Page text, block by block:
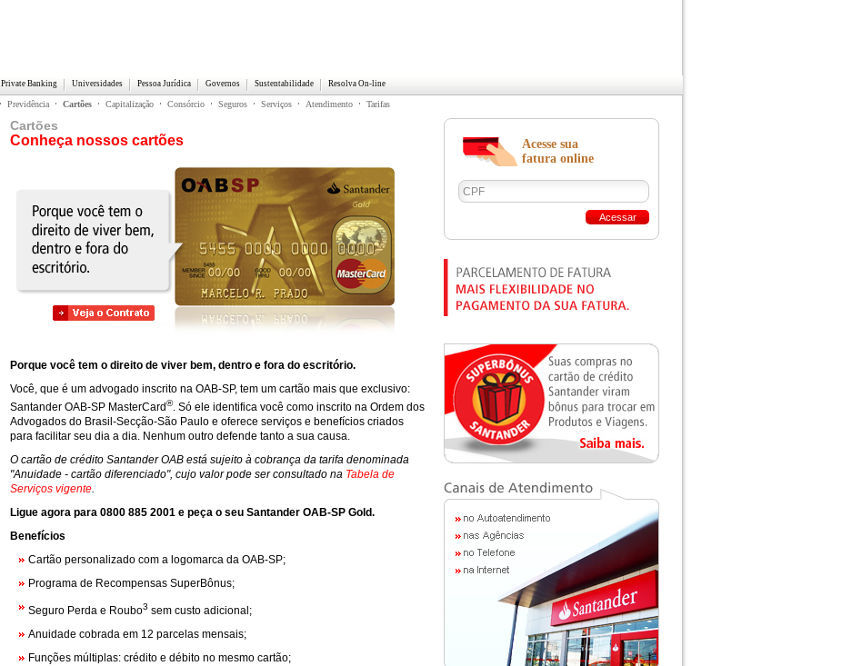
Previdência Cartões Capitalização Consórcio Seguros Serviços Atendimento Tarifas
Private Banking Universidades Pessoa Jurídica Governos Sustentabilidade Resolva On-line
Cartões
Conheça nossos cartões
Porque você tem o direito de viver bem, dentro e fora do escritório.
Você, que é um advogado inscrito na OAB-SP, tem um cartão mais que exclusivo:
Santander OAB-SP MasterCard®. Só ele identifica você como inscrito na Ordem dos
Advogados do Brasil-Secção-São Paulo e oferece serviços e benefícios criados
para facilitar seu dia a dia. Nenhum outro defende tanto a sua causa.
O cartão de crédito Santander OAB está sujeito à cobrança da tarifa denominada
"Anuidade - cartão diferenciado", cujo valor pode ser consultado na Tabela de
Serviços vigente.
Ligue agora para 0800 885 2001 e peça o seu Santander OAB-SP Gold.
Benefícios
Cartão personalizado com a logomarca da OAB-SP;
Programa de Recompensas SuperBônus;
Seguro Perda e Roubo3 sem custo adicional;
Anuidade cobrada em 12 parcelas mensais;
Funções múltiplas: crédito e débito no mesmo cartão;
Acesse sua
fatura online